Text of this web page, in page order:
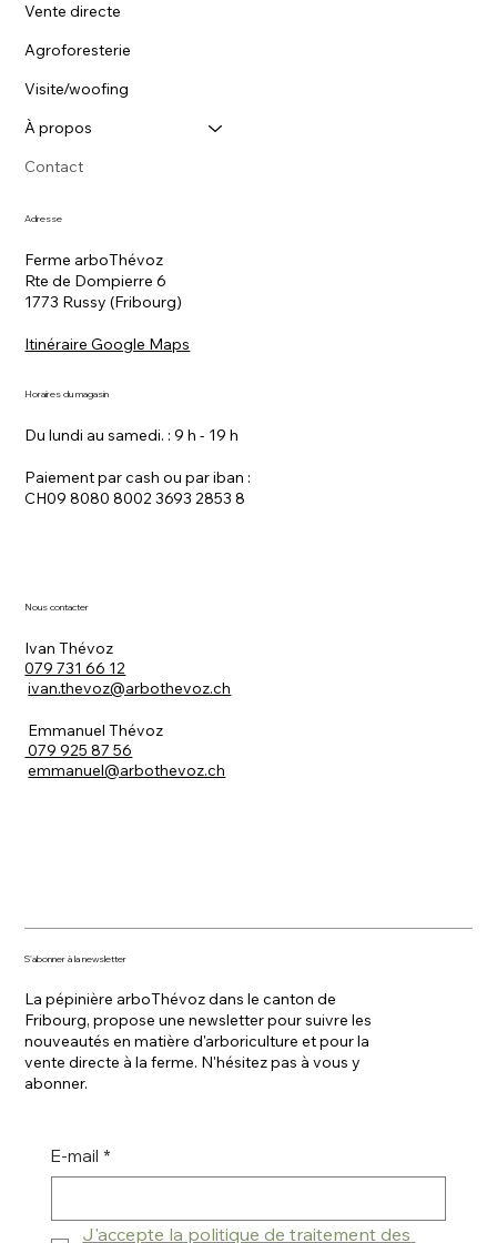
Vente directe
Agroforesterie
Visite/woofing
À propos
Contact
Adresse
Ferme arboThévoz
Rte de Dompierre 6
1773 Russy (Fribourg)
Itinéraire Google Maps
Horaires du magasin
Du lundi au samedi. : 9 h - 19 h
Paiement par cash ou par iban :
CH09 8080 8002 3693 2853 8
Nous contacter
Ivan Thévoz
079 731 66 12
ivan.thevoz@arbothevoz.ch
Emmanuel Thévoz
079 925 87 56
emmanuel@arbothevoz.ch
S'abonner à la newsletter
La pépinière arboThévoz dans le canton de
Fribourg, propose une newsletter pour suivre les
nouveautés en matière d'arboriculture et pour la
vente directe à la ferme. N'hésitez pas à vous y
abonner.
E-mail *
J'accepte la politique de traitement des